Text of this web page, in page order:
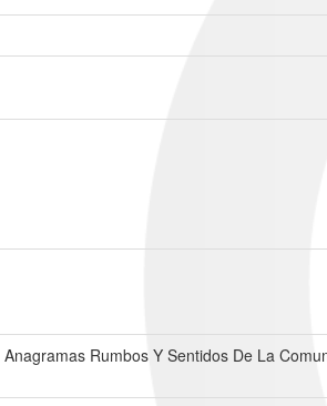
Rumbos Y Sentidos De La